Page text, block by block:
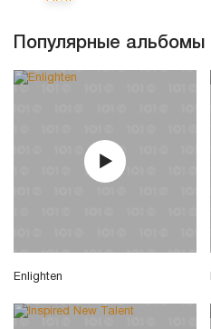
Популярные альбомы
Enlighten